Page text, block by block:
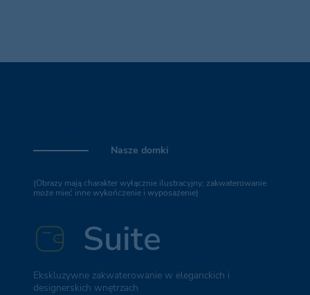
Nasze domki
(Obrazy mają charakter wyłącznie ilustracyjny; zakwaterowanie
może mieć inne wykończenie i wyposażenie)
Suite
Ekskluzywne zakwaterowanie w eleganckich i
designerskich wnętrzach